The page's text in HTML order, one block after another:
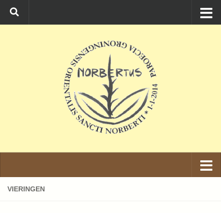
Ga naar de inhoud
VIERINGEN